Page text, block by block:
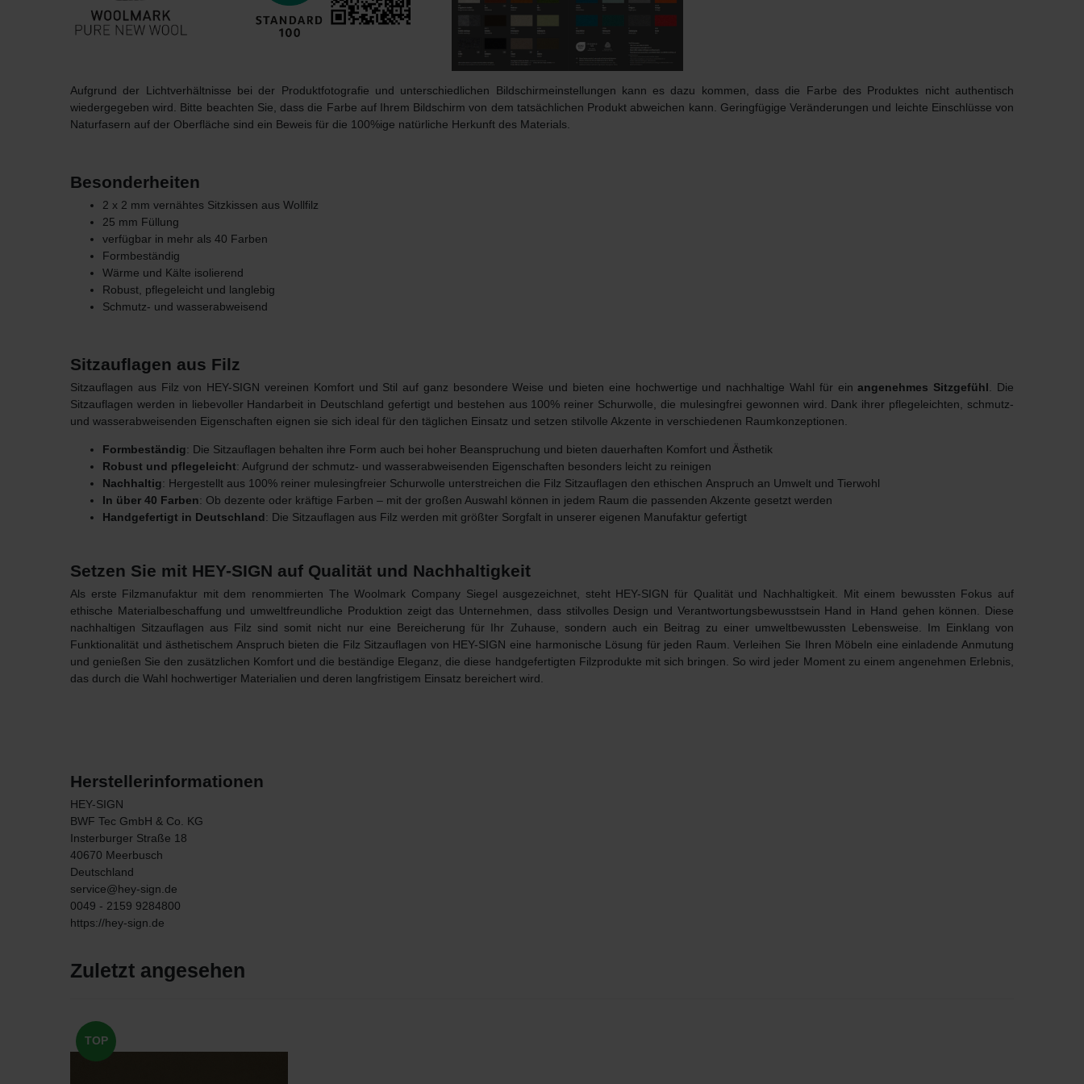
Aufgrund der Lichtverhältnisse bei der Produktfotografie und unterschiedlichen Bildschirmeinstellungen kann es dazu kommen, dass die Farbe des Produktes nicht authentisch
wiedergegeben wird. Bitte beachten Sie, dass die Farbe auf Ihrem Bildschirm von dem tatsächlichen Produkt abweichen kann. Geringfügige Veränderungen und leichte Einschlüsse von
Naturfasern auf der Oberfläche sind ein Beweis für die 100%ige natürliche Herkunft des Materials.
Besonderheiten
2 x 2 mm vernähtes Sitzkissen aus Wollfilz
25 mm Füllung
verfügbar in mehr als 40 Farben
Formbeständig
Wärme und Kälte isolierend
Robust, pflegeleicht und langlebig
Schmutz- und wasserabweisend
Sitzauflagen aus Filz
Sitzauflagen aus Filz von HEY-SIGN vereinen Komfort und Stil auf ganz besondere Weise und bieten eine hochwertige und nachhaltige Wahl für einangenehmes Sitzgefühl . Die
Sitzauflagen werden in liebevoller Handarbeit in Deutschland gefertigt und bestehen aus 100% reiner Schurwolle , die mulesingfrei gewonnen wird. Dank ihrer pflegeleichten, schmutz-
und wasserabweisenden Eigenschaften eignen sie sich ideal für den täglichen Einsatz und setzen stilvolle Akzente in verschiedenen Raumkonzeptionen.
Formbeständig: Die Sitzauflagen behalten ihre Form auch bei hoher Beanspruchung und bieten dauerhaften Komfort und Ästhetik
Robust und pflegeleicht: Aufgrund der schmutz- und wasserabweisenden Eigenschaften besonders leicht zu reinigen
Nachhaltig: Hergestellt aus 100% reiner mulesingfreier Schurwolle unterstreichen die Filz Sitzauflagen den ethischen Anspruch an Umwelt und Tierwohl
In über 40 Farben: Ob dezente oder kräftige Farben – mit der großen Auswahl können in jedem Raum die passenden Akzente gesetzt werden
Handgefertigt in Deutschland: Die Sitzauflagen aus Filz werden mit größter Sorgfalt in unserer eigenen Manufaktur gefertigt
Setzen Sie mit HEY-SIGN auf Qualität und Nachhaltigkeit
Als erste Filzmanufaktur mit dem renommierten The Woolmark CompanySiegel ausgezeichnet, steht HEY-SIGN für Qualität und Nachhaltigkeit. Mit einem bewussten Fokus auf
ethische Materialbeschaffung und umweltfreundliche Produktion zeigt das Unternehmen, dass stilvolles Design und Verantwortungsbewusstsein Hand in Hand gehen können. Diese
nachhaltigen Sitzauflagen aus Filz sind somit nicht nur eine Bereicherung für Ihr Zuhause, sondern auch ein Beitrag zu einer umweltbewussten Lebensweise. Im Einklang von
Funktionalität und ästhetischem Anspruch bieten die Filz Sitzauflagen von HEY-SIGN eine harmonische Lösung für jeden Raum. Verleihen Sie Ihren Möbeln eine einladende Anmutung
und genießen Sie den zusätzlichen Komfort und die beständige Eleganz, die diese handgefertigten Filzprodukte mit sich bringen. So wird jeder Moment zu einem angenehmen Erlebnis,
das durch die Wahl hochwertiger Materialien und deren langfristigem Einsatz bereichert wird.
Herstellerinformationen
HEY-SIGN
BWF Tec GmbH & Co. KG
Insterburger Straße 18
40670 Meerbusch
Deutschland
service@hey-sign.de
0049 - 2159 9284800
https://hey-sign.de
Zuletzt angesehen
TOP